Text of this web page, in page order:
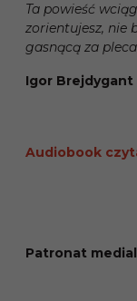
Ta powieść
zorientujesz, nie
gasnącą za
Igor Brejdygant
Audiobook
Patronat